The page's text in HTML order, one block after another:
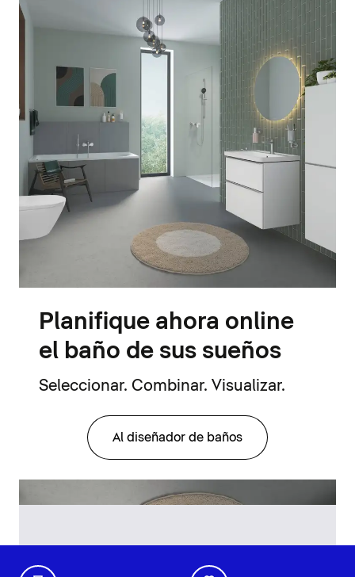
Planifique ahora online
el baño de sus sueños
Seleccionar. Combinar. Visualizar.
Al diseñador de baños